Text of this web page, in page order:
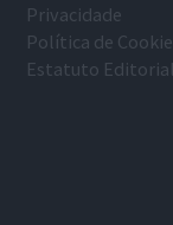
Privacidade
Política de
Estatuto Editorial